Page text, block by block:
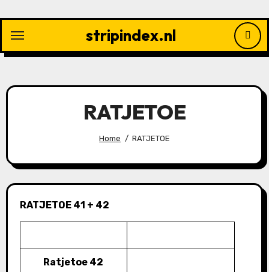
inhoud
stripindex.nl
RATJETOE
Home RATJETOE
RATJETOE 41 + 42
Ratjetoe 42